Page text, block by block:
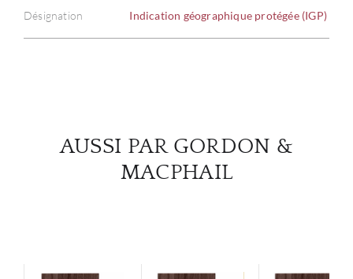
Désignation Indication géographique protégée (IGP)
AUSSI PAR GORDON &
MACPHAIL